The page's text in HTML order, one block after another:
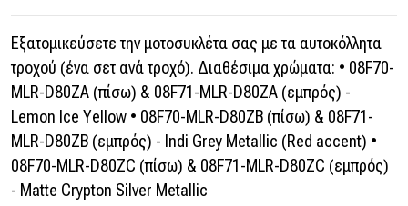
Εξατομικεύσετε την μοτοσυκλέτα σας με τα αυτοκόλλητα
τροχού (ένα σετ ανά τροχό). Διαθέσιμα χρώματα: • 08F70-
MLR-D80ZA (πίσω) & 08F71-MLR-D80ZA (εμπρός) -
Lemon Ice Yellow • 08F70-MLR-D80ZB (πίσω) & 08F71-
MLR-D80ZB (εμπρός) - Indi Grey Metallic (Red accent) •
08F70-MLR-D80ZC (πίσω) & 08F71-MLR-D80ZC (εμπρός)
- Matte Crypton Silver Metallic